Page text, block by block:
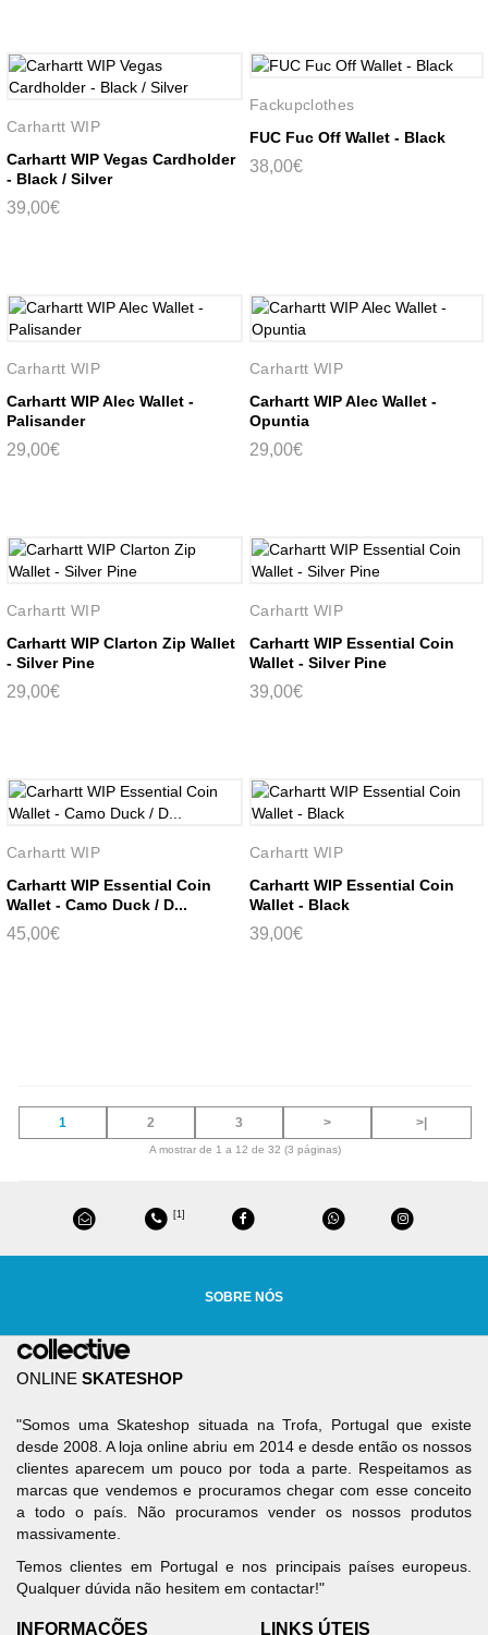
Carhartt WIP
Carhartt WIP Vegas Cardholder
- Black / Silver
39,00€
Fackupclothes
FUC Fuc Off Wallet - Black
38,00€
Carhartt WIP
Carhartt WIP Alec Wallet -
Palisander
29,00€
Carhartt WIP
Carhartt WIP Alec Wallet -
Opuntia
29,00€
Carhartt WIP
Carhartt WIP Clarton Zip Wallet
- Silver Pine
29,00€
Carhartt WIP
Carhartt WIP Essential Coin
Wallet - Silver Pine
39,00€
Carhartt WIP
Carhartt WIP Essential Coin
Wallet - Camo Duck / D...
45,00€
Carhartt WIP
Carhartt WIP Essential Coin
Wallet - Black
39,00€
1 2 3 > >|
A mostrar de 1 a 12 de 32 (3 páginas)
[1]
SOBRE NÓS
ONLINE SKATESHOP
"Somos uma Skateshop situada na Trofa, Portugal que existe
desde 2008. A loja online abriu em 2014 e desde então os nossos
clientes aparecem um pouco por toda a parte. Respeitamos as
marcas que vendemos e procuramos chegar com esse conceito
a todo o país. Não procuramos vender os nossos produtos
massivamente.
Temos clientes em Portugal e nos principais países europeus.
Qualquer dúvida não hesitem em contactar!"
INFORMAÇÕES LINKS ÚTEIS